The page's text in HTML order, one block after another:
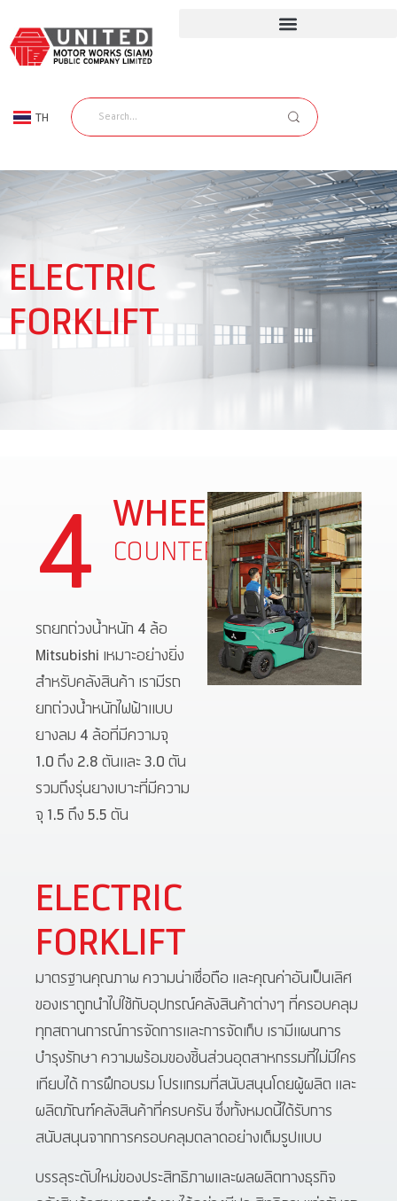
TH
EN
ELECTRIC
FORKLIFT
ELECTRIC
FORKLIFT
มาตรฐานคุณภาพ ความน่าเชื่อถือ และคุณค่าอันเป็นเลิศ
ของเราถูกนำไปใช้กับอุปกรณ์คลังสินค้าต่างๆ ที่ครอบคลุม
ทุกสถานการณ์การจัดการและการจัดเก็บ เรามีแผนการ
บำรุงรักษา ความพร้อมของชิ้นส่วนอุตสาหกรรมที่ไม่มีใคร
เทียบได้ การฝึกอบรม โปรแกรมที่สนับสนุนโดยผู้ผลิต และ
ผลิตภัณฑ์คลังสินค้าที่ครบครัน ซึ่งทั้งหมดนี้ได้รับการ
สนับสนุนจากการครอบคลุมตลาดอย่างเต็มรูปแบบ
บรรลุระดับใหม่ของประสิทธิภาพและผลผลิตทางธุรกิจ
4 WHEELS
COUNTERBALANCE
รถยกถ่วงน้ำหนัก 4 ล้อ
Mitsubishi เหมาะอย่างยิ่ง
สำหรับคลังสินค้า เรามีรถ
ยกถ่วงน้ำหนักไฟฟ้าแบบ
ยางลม 4 ล้อที่มีความจุ
1.0 ถึง 2.8 ตันและ 3.0 ตัน
รวมถึงรุ่นยางเบาะที่มีความ
จุ 1.5 ถึง 5.5 ตัน